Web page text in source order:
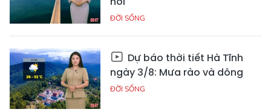
ĐỜI SỐNG
Dự báo thời tiết Hà Tĩnh
ngày 3/8: Mưa rào và dông
ĐỜI SỐNG